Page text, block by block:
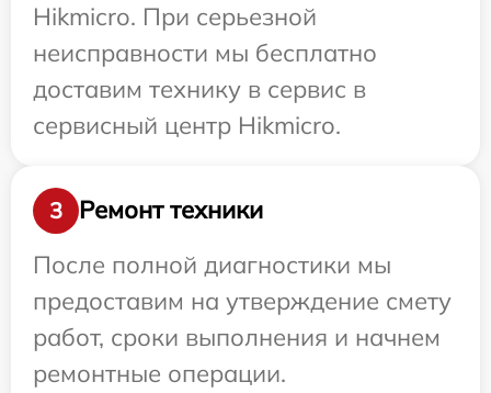
Hikmicro. При серьезной
неисправности мы бесплатно
доставим технику в сервис в
сервисный центр Hikmicro.
3
Ремонт техники
После полной диагностики мы
предоставим на утверждение смету
работ, сроки выполнения и начнем
ремонтные операции.